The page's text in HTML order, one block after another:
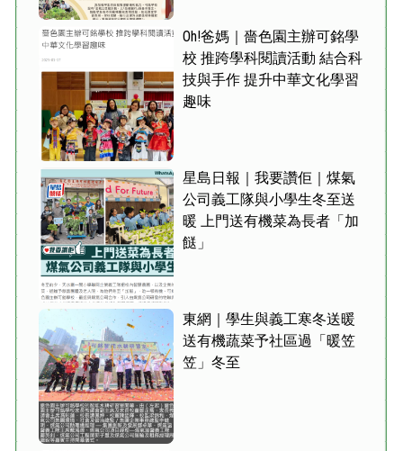
Oh!爸媽｜嗇色園主辦可銘學
校 推跨學科閱讀活動 結合科
技與手作 提升中華文化學習
趣味
星島日報｜我要讚佢｜煤氣
公司義工隊與小學生冬至送
暖 上門送有機菜為長者「加
餸」
東網｜學生與義工寒冬送暖
送有機蔬菜予社區過「暖笠
笠」冬至